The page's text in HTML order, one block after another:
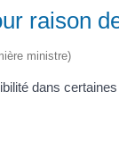
raison
ministre)
dans